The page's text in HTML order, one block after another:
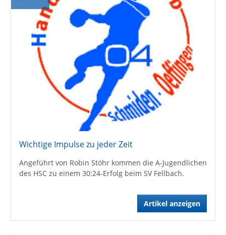
Wichtige Impulse zu jeder Zeit
Angeführt von Robin Stöhr kommen die A-Jugendlichen
des HSC zu einem 30:24-Erfolg beim SV Fellbach.
Artikel anzeigen